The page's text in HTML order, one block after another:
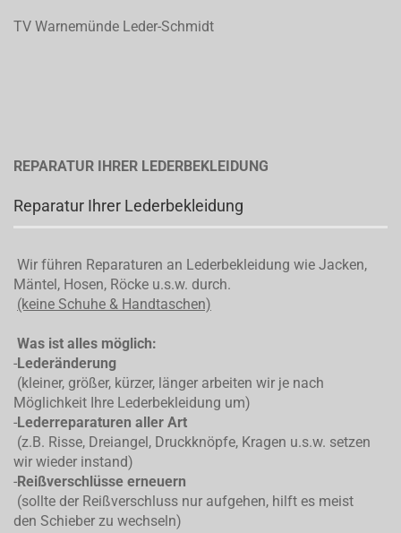
TV Warnemünde Leder-Schmidt
REPARATUR IHRER LEDERBEKLEIDUNG
Reparatur Ihrer Lederbekleidung
Wir führen Reparaturen an Lederbekleidung wie Jacken,
Mäntel, Hosen, Röcke u.s.w. durch.
(keine Schuhe & Handtaschen)
Was ist alles möglich:
-Lederänderung
(kleiner, größer, kürzer, länger arbeiten wir je nach
Möglichkeit Ihre Lederbekleidung um)
-Lederreparaturen aller Art
(z.B. Risse, Dreiangel, Druckknöpfe, Kragen u.s.w. setzen
wir wieder instand)
-Reißverschlüsse erneuern
(sollte der Reißverschluss nur aufgehen, hilft es meist
den Schieber zu wechseln)